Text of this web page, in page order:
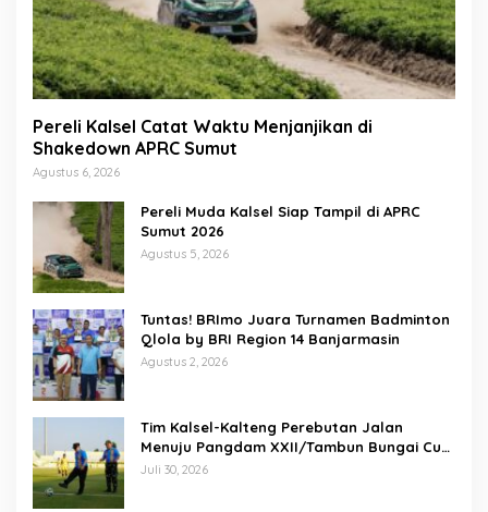
Pereli Kalsel Catat Waktu Menjanjikan di
Shakedown APRC Sumut
Agustus 6, 2026
Pereli Muda Kalsel Siap Tampil di APRC
Sumut 2026
Agustus 5, 2026
Tuntas! BRImo Juara Turnamen Badminton
Qlola by BRI Region 14 Banjarmasin
Agustus 2, 2026
Tim Kalsel-Kalteng Perebutan Jalan
Menuju Pangdam XXII/Tambun Bungai Cup
Banjarmasin
Juli 30, 2026